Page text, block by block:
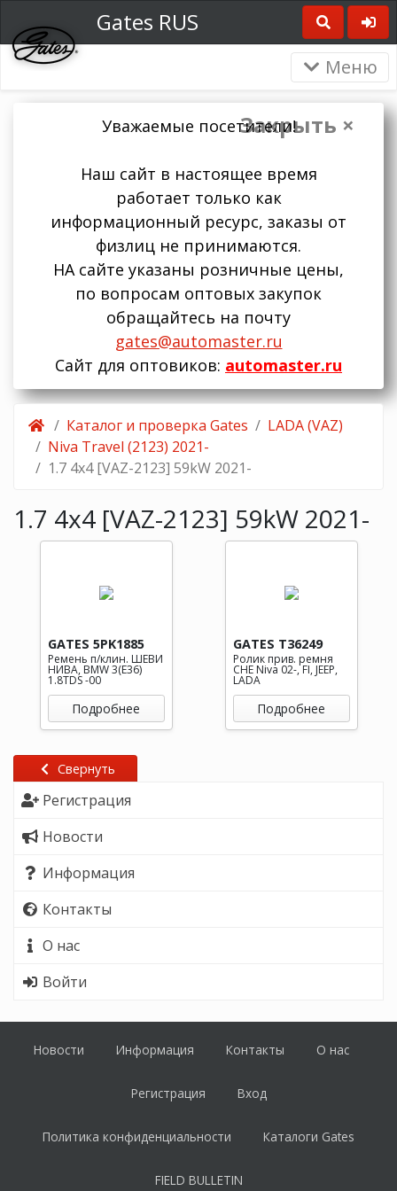
Gates RUS
Меню
Закрыть ×
Уважаемые посетители!
Наш сайт в настоящее время
работает только как
информационный ресурс, заказы от
физлиц не принимаются.
НА сайте указаны розничные цены,
по вопросам оптовых закупок
обращайтесь на почту
gates@automaster.ru
Сайт для оптовиков: automaster.ru
Свернуть
Регистрация
Новости
Информация
Контакты
О нас
Войти
Каталог и проверка Gates
LADA (VAZ)
Niva Travel (2123) 2021-
1.7 4x4 [VAZ-2123] 59kW 2021-
1.7 4x4 [VAZ-2123] 59kW 2021-
GATES 5PK1885
Ремень п/клин. ШЕВИ
НИВА, BMW 3(E36)
1.8TDS -00
Подробнее
GATES T36249
Ролик прив. ремня
CHE Niva 02-, FI, JEEP,
LADA
Подробнее
Новости Информация Контакты О нас
Регистрация Вход
Политика конфиденциальности Каталоги Gates
FIELD BULLETIN